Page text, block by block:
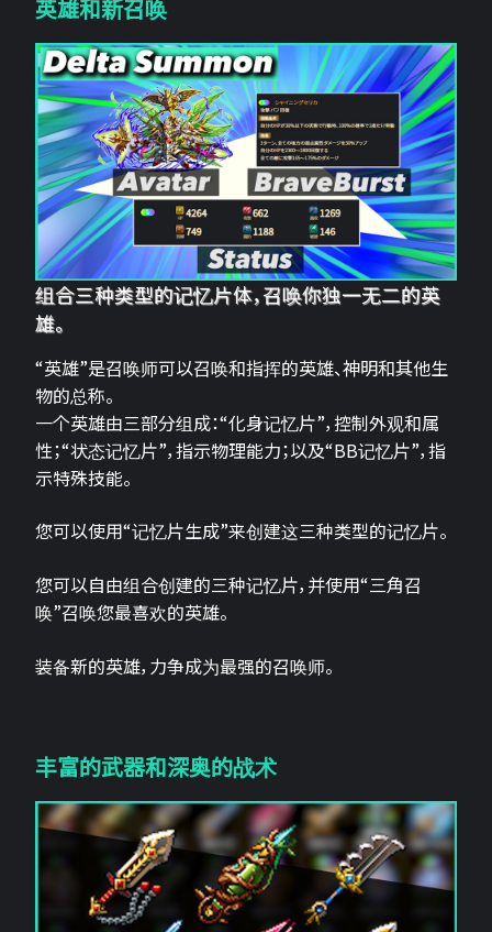
英雄和新召唤
组合三种类型的记忆片体，召唤你独一无二的英
雄。
“英雄”是召唤师可以召唤和指挥的英雄、神明和其他生
物的总称。
一个英雄由三部分组成：“化身记忆片”，控制外观和属
性；“状态记忆片”，指示物理能力；以及“BB记忆片”，指
示特殊技能。
您可以使用“记忆片生成”来创建这三种类型的记忆片。
您可以自由组合创建的三种记忆片，并使用“三角召
唤”召唤您最喜欢的英雄。
装备新的英雄，力争成为最强的召唤师。
丰富的武器和深奥的战术